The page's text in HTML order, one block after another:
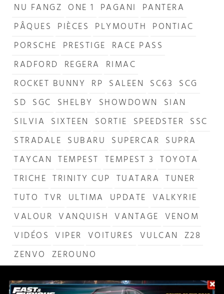
NU FANGZ ONE 1 PAGANI PANTERA
PÂQUES PIÈCES PLYMOUTH PONTIAC
PORSCHE PRESTIGE RACE PASS
RADFORD REGERA RIMAC
ROCKET BUNNY RP SALEEN SC63 SCG
SD SGC SHELBY SHOWDOWN SIAN
SILVIA SIXTEEN SORTIE SPEEDSTER SSC
STRADALE SUBARU SUPERCAR SUPRA
TAYCAN TEMPEST TEMPEST 3 TOYOTA
TRICHE TRINITY CUP TUATARA TUNER
TUTO TVR ULTIMA UPDATE VALKYRIE
VALOUR VANQUISH VANTAGE VENOM
VIDÉOS VIPER VOITURES VULCAN Z28
ZENVO ZEROUNO